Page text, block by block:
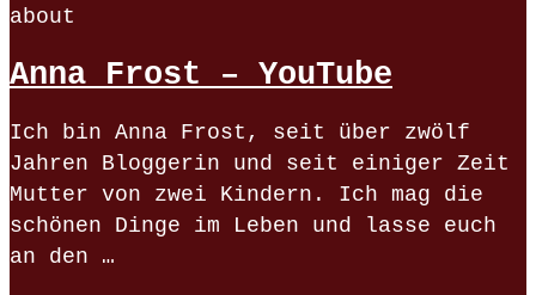
about
Anna Frost – YouTube
Ich bin Anna Frost, seit über zwölf
Jahren Bloggerin und seit einiger Zeit
Mutter von zwei Kindern. Ich mag die
schönen Dinge im Leben und lasse euch
an den …